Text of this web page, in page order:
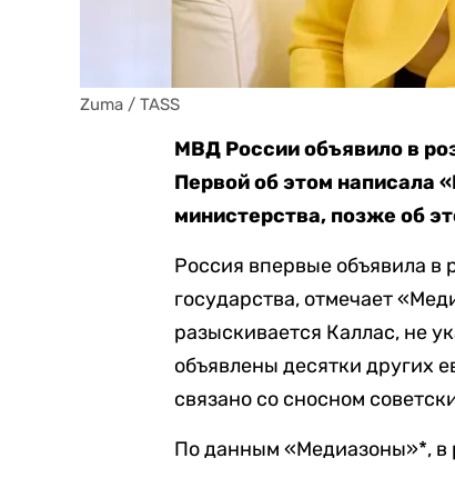
Zuma / TASS
МВД России объявило в
Первой об этом написала
министерства, позже об
Россия впервые объявила в
государства, отмечает
разыскивается Каллас, не
объявлены десятки других
связано со сносном
По данным «Медиазоны»*, в